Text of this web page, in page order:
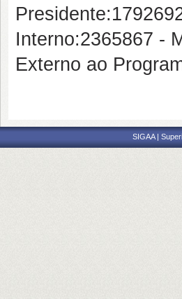
Interno:2365867 -
Externo ao
SIGAA |